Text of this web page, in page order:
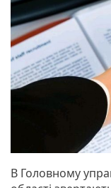
В Головному